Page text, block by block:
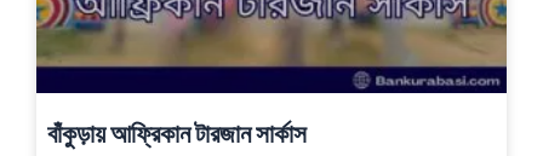
বাঁকুড়ায় আফ্রিকান টারজান সার্কাস